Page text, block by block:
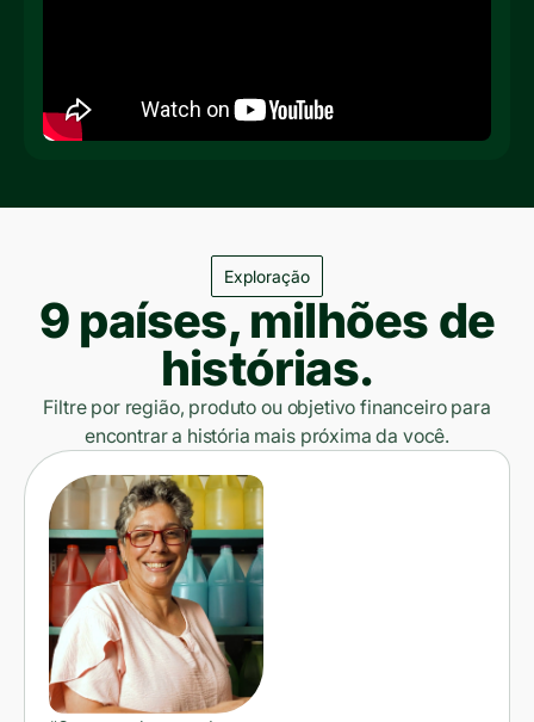
Exploração
9 países, milhões de
histórias.
Filtre por região, produto ou objetivo financeiro para
encontrar a história mais próxima da você.